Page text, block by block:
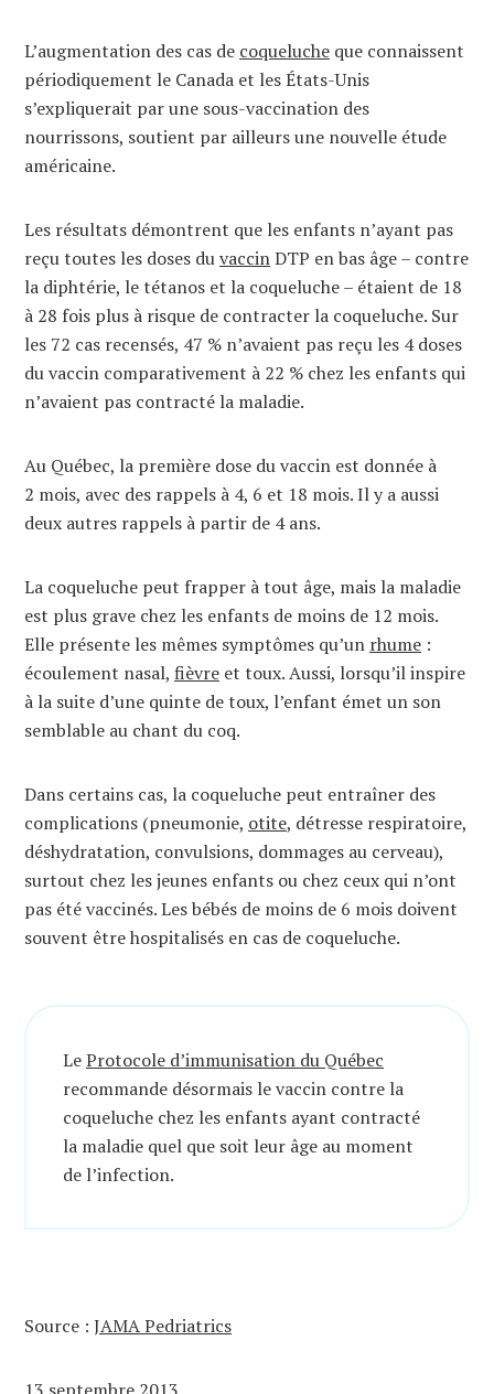
L’augmentation des cas de coqueluche que connaissent
périodiquement le Canada et les États-Unis
s’expliquerait par une sous-vaccination des
nourrissons, soutient par ailleurs une nouvelle étude
américaine.
Les résultats démontrent que les enfants n’ayant pas
reçu toutes les doses duvaccinDTP en bas âge – contre
la diphtérie, le tétanos et la coqueluche – étaient de 18
à 28 fois plus à risque de contracter la coqueluche. Sur
les 72 cas recensés, 47 % n’avaient pas reçu les 4 doses
du vaccin comparativement à 22 % chez les enfants qui
n’avaient pas contracté la maladie.
Au Québec, la première dose du vaccin est donnée à
2 mois, avec des rappels à 4, 6 et 18 mois. Il y a aussi
deux autres rappels à partir de 4 ans.
La coqueluche peut frapper à tout âge, mais la maladie
est plus grave chez les enfants de moins de 12 mois.
Elle présente les mêmes symptômes qu’un rhume :
écoulement nasal, fièvre et toux. Aussi, lorsqu’il inspire
à la suite d’une quinte de toux, l’enfant émet un son
semblable au chant du coq.
Dans certains cas, la coqueluche peut entraîner des
complications (pneumonie, otite, détresse respiratoire,
déshydratation, convulsions, dommages au cerveau),
surtout chez les jeunes enfants ou chez ceux qui n’ont
pas été vaccinés. Les bébés de moins de 6 mois doivent
souvent être hospitalisés en cas de coqueluche.
LeProtocole d’immunisation du Québec
recommande désormais le vaccin contre la
coqueluche chez les enfants ayant contracté
la maladie quel que soit leur âge au moment
de l’infection.
Source : JAMA Pedriatrics